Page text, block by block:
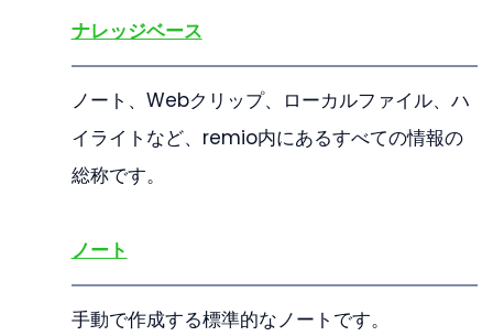
ナレッジベース
ノート、Webクリップ、ローカルファイル、ハ
イライトなど、remio内にあるすべての情報の
総称です。
ノート
手動で作成する標準的なノートです。